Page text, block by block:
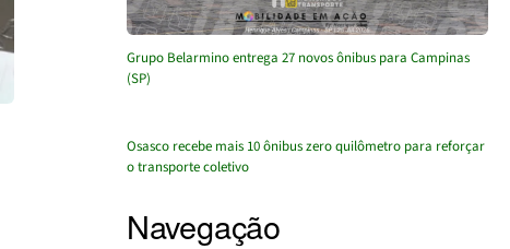
Grupo Belarmino entrega 27 novos ônibus para Campinas
(SP)
Osasco recebe mais 10 ônibus zero quilômetro para reforçar
o transporte coletivo
Navegação